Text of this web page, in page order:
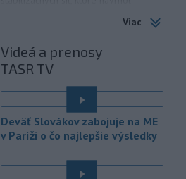
(FA) stiahla svoju podporu
prezidentovi
futbalovej federácie (FIFA) Giannimu
Infantinovi, ktorý je pod paľbou kritiky
po jeho neúspešnom pláne.
18:54 - Vo štvrtok do polnoci treba
Slovenska počítať s búrkami.
Viac
Videá a prenosy
TASR TV
Deväť Slovákov zabojuje na ME
v Paríži o čo najlepšie výsledky